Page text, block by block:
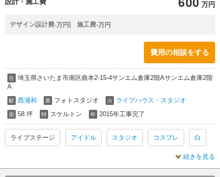
万円
デザイン設計費-万円 施工費-万円
費用の相談をする
住
埼玉県さいたま市南区曲本2-15-4サンエム倉庫2階Aサンエム倉庫2階
A
駅 西浦和 業 フォトスタジオ カ ライブハウス・スタジオ
面 58 坪 特 スケルトン 年 2015年工事完了
ライブステージ アイドル スタジオ コスプレ 白
スタジオ 内装続きを見る